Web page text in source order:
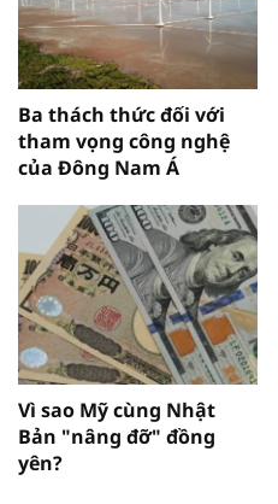
Ba thách thức đối với
tham vọng công nghệ
của Đông Nam Á
Vì sao Mỹ cùng Nhật
Bản "nâng đỡ" đồng
yên?